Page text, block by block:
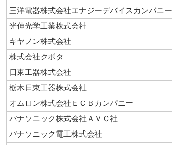
三洋電器株式会社エナジーデバイスカンパニー
光伸光学工業株式会社
キヤノン株式会社
株式会社クボタ
日東工器株式会社
栃木日東工器株式会社
オムロン株式会社ＥＣＢカンパニー
パナソニック株式会社ＡＶＣ社
パナソニック電工株式会社